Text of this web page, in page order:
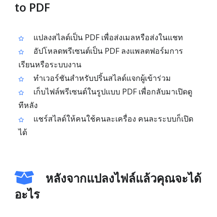
to PDF
แปลงสไลด์เป็น PDF เพื่อส่งเมลหรือส่งในแชท
อัปโหลดพรีเซนต์เป็น PDF ลงแพลตฟอร์มการ
เรียนหรือระบบงาน
ทำเวอร์ชันสำหรับปริ้นสไลด์แจกผู้เข้าร่วม
เก็บไฟล์พรีเซนต์ในรูปแบบ PDF เพื่อกลับมาเปิดดู
ทีหลัง
แชร์สไลด์ให้คนใช้คนละเครื่อง คนละระบบก็เปิด
ได้
หลังจากแปลงไฟล์แล้วคุณจะได้
อะไร